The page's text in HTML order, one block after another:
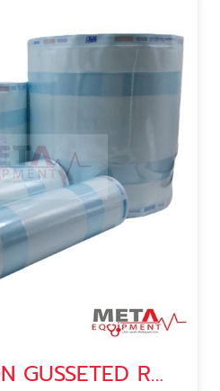
STERILIZATION GUSSETED ROLL